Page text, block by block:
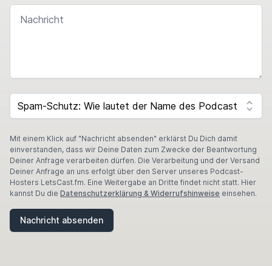
NACHRICHT
F
O
A
R
E
A
H
U
SPAM CAPTCHA
Mit einem Klick auf "Nachricht absenden" erklärst Du Dich damit
einverstanden, dass wir Deine Daten zum Zwecke der Beantwortung
Deiner Anfrage verarbeiten dürfen. Die Verarbeitung und der Versand
Deiner Anfrage an uns erfolgt über den Server unseres Podcast-
Hosters LetsCast.fm. Eine Weitergabe an Dritte findet nicht statt. Hier
kannst Du die Datenschutzerklärung & Widerrufshinweise einsehen.
Nachricht absenden